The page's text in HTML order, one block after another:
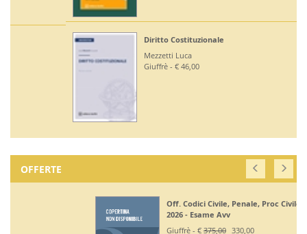
Diritto Costituzionale
Mezzetti Luca
Giuffrè - € 46,00
Off. Codici Civile, Penale, Proc Civile, Proc Penale
Giuffrè - €375,00